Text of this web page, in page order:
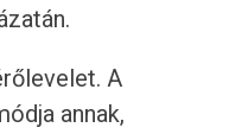
A
annak,